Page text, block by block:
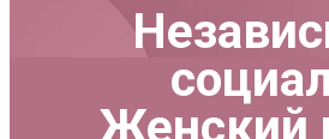
Женский